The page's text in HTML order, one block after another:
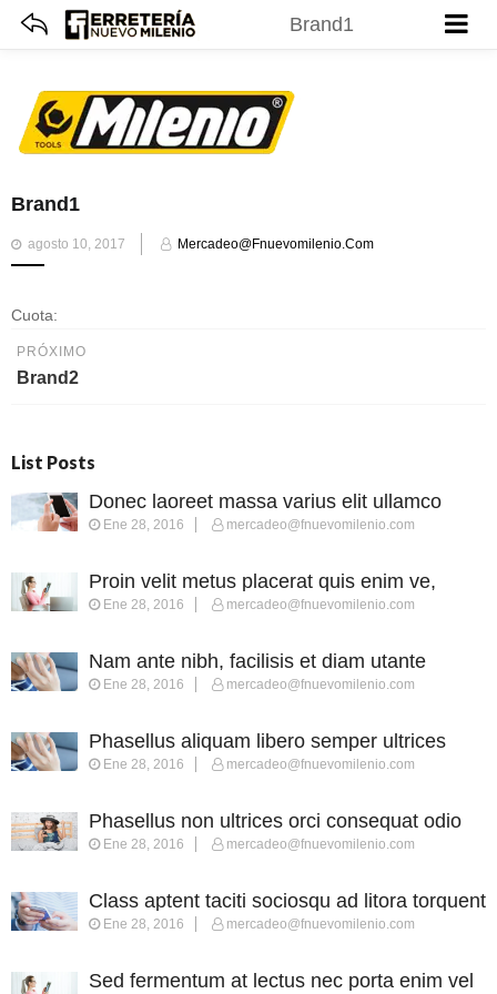
Brand1
Brand1
Publicado
el
agosto 10, 2017 Mercadeo@fnuevomilenio.com
Cuota:
PRÓXIMO
Brand2
List Posts
Donec laoreet massa varius elit ullamco
Ene 28, 2016 mercadeo@fnuevomilenio.com
Proin velit metus placerat quis enim ve,
posuere
Ene 28, 2016 mercadeo@fnuevomilenio.com
Nam ante nibh, facilisis et diam utante
Ene 28, 2016 mercadeo@fnuevomilenio.com
Phasellus aliquam libero semper ultrices
augue
Ene 28, 2016 mercadeo@fnuevomilenio.com
Phasellus non ultrices orci consequat odio
Ene 28, 2016 mercadeo@fnuevomilenio.com
Class aptent taciti sociosqu ad litora torquent
Ene 28, 2016 mercadeo@fnuevomilenio.com
Sed fermentum at lectus nec porta enim vel